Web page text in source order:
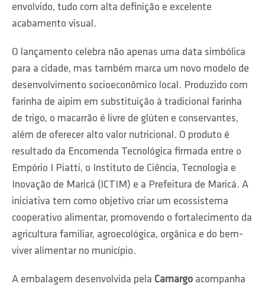
envolvido, tudo com alta definição e excelente
acabamento visual.
O lançamento celebra não apenas uma data simbólica
para a cidade, mas também marca um novo modelo de
desenvolvimento socioeconômico local. Produzido com
farinha de aipim em substituição à tradicional farinha
de trigo, o macarrão é livre de glúten e conservantes,
além de oferecer alto valor nutricional. O produto é
resultado da Encomenda Tecnológica firmada entre o
Empório I Piatti, o Instituto de Ciência, Tecnologia e
Inovação de Maricá (ICTIM) e a Prefeitura de Maricá. A
iniciativa tem como objetivo criar um ecossistema
cooperativo alimentar, promovendo o fortalecimento da
agricultura familiar, agroecológica, orgânica e do bem-
viver alimentar no município.
A embalagem desenvolvida pela Camargo acompanha